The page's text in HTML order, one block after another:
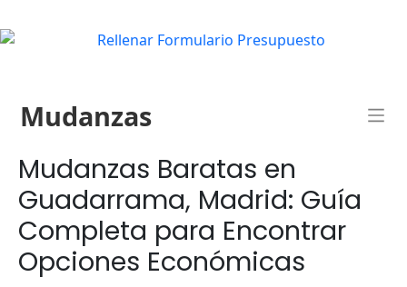
Mudanzas
Mudanzas Baratas en
Guadarrama, Madrid: Guía
Completa para Encontrar
Opciones Económicas